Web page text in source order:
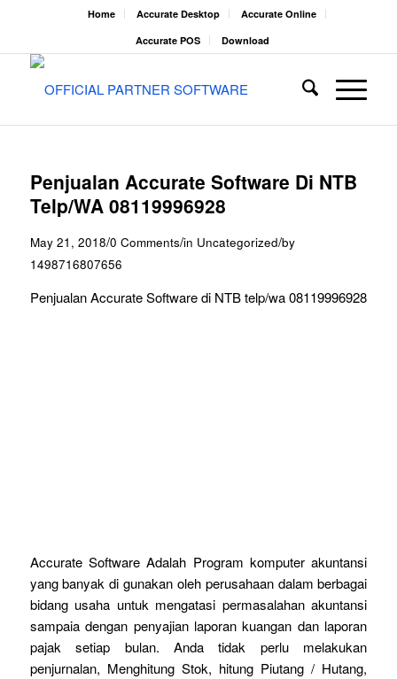
Home Accurate Desktop
Accurate Online
Accurate POS
Download
Penjualan Accurate Software Di NTB
Telp/WA 08119996928
May 21, 2018/0 Comments/in Uncategorized/by
1498716807656
Penjualan Accurate Software di NTB telp/wa 08119996928
Accurate Software Adalah Program komputer akuntansi
yang banyak di gunakan oleh perusahaan dalam berbagai
bidang usaha untuk mengatasi permasalahan akuntansi
sampaia dengan penyajian laporan kuangan dan laporan
pajak setiap bulan. Anda tidak perlu melakukan
penjurnalan, Menghitung Stok, hitung Piutang / Hutang,